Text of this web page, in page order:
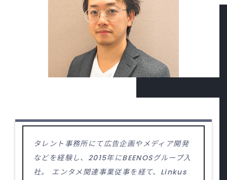
タレント事務所にて広告企画やメディア開発
などを経験し、2015年にBEENOSグループ入
社。 エンタメ関連事業従事を経て、Linkus